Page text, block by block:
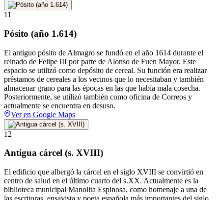
11
Pósito (año 1.614)
El antiguo pósito de Almagro se fundó en el año 1614 durante el
reinado de Felipe III por parte de Alonso de Fuen Mayor. Este
espacio se utilizó como depósito de cereal. Su función era realizar
préstamos de cereales a los vecinos que lo necesitaban y también
almacenar grano para las épocas en las que había mala cosecha.
Posteriormente, se utilizó también como oficina de Correos y
actualmente se encuentra en desuso.
Ver en Google Maps
12
Antigua cárcel (s. XVIII)
El edificio que albergó la cárcel en el siglo XVIII se convirtió en
centro de salud en el último cuarto del s.XX. Actualmente es la
biblioteca municipal Manolita Espinosa, como homenaje a una de